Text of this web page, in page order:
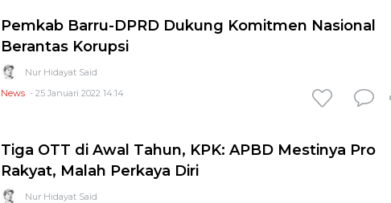
Pemkab Barru-DPRD Dukung Komitmen Nasional
Berantas Korupsi
Nur Hidayat Said
News - 25 Januari 2022 14:14
Tiga OTT di Awal Tahun, KPK: APBD Mestinya Pro
Rakyat, Malah Perkaya Diri
Nur Hidayat Said